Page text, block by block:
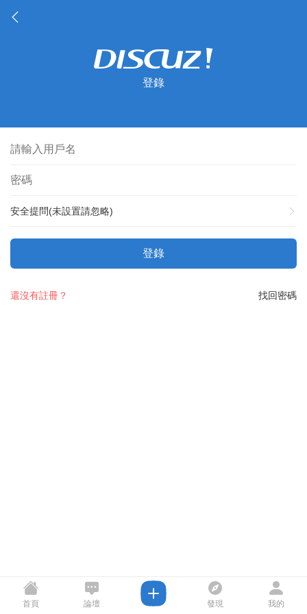
登錄
安全提問(未設置請忽略)
登錄
找回密碼
還沒有註冊？
首頁 論壇 發現 我的